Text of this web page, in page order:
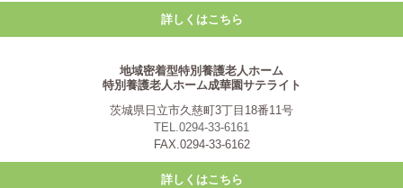
詳しくはこちら
地域密着型特別養護老人ホーム
特別養護老人ホーム成華園サテライト
茨城県日立市久慈町3丁目18番11号
TEL.0294-33-6161
FAX.0294-33-6162
詳しくはこちら